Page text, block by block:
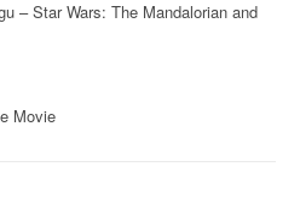
– Star Wars: The Mandalorian and
Movie